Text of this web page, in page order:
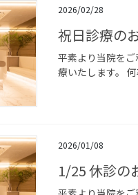
2026/02/28
祝日診療の
平素より当院を
療いたします。
2026/01/08
1/25 休診の